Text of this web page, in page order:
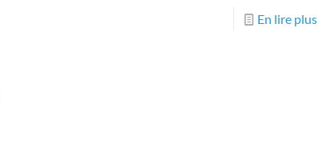
En lire plus